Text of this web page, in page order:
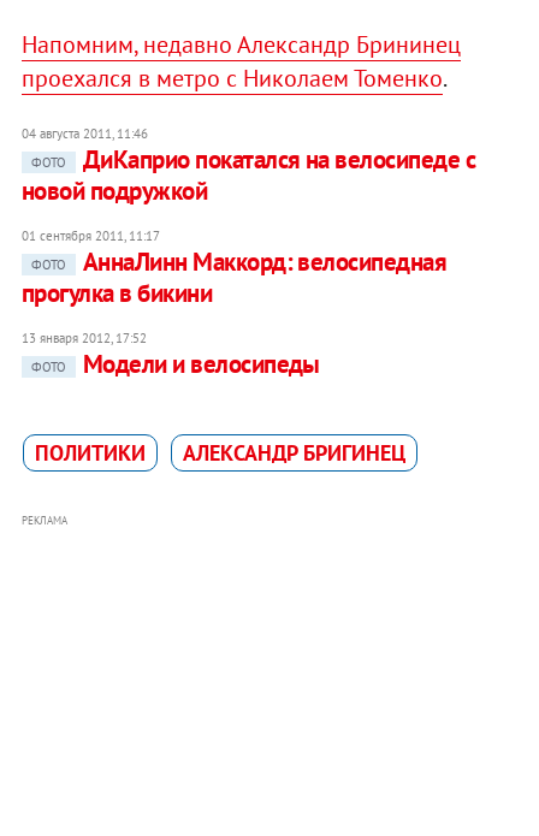
Напомним, недавно Александр Брининец
проехался в метро с Николаем Томенко.
04 августа 2011, 11:46
ФОТО
ДиКаприо покатался на велосипеде с
новой подружкой
01 сентября 2011, 11:17
ФОТО
АннаЛинн Маккорд: велосипедная
прогулка в бикини
13 января 2012, 17:52
ФОТО
Модели и велосипеды
ПОЛИТИКИ АЛЕКСАНДР БРИГИНЕЦ
РЕКЛАМА